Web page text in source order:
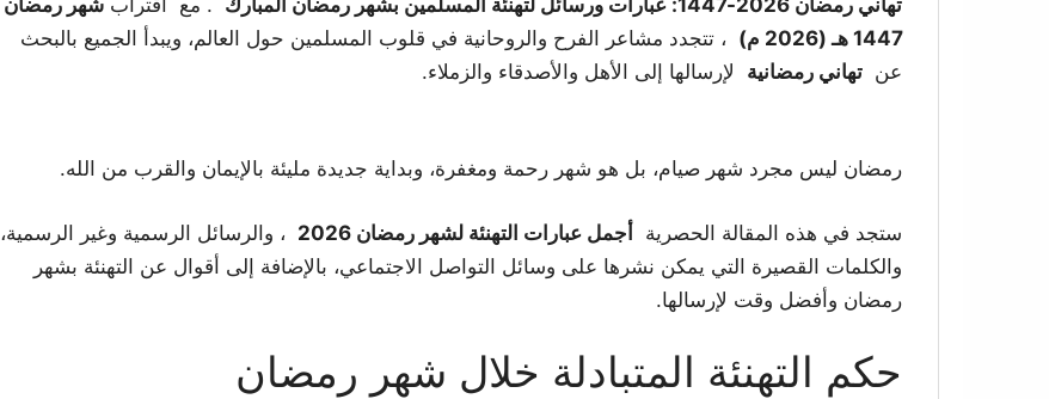
1447 هـ (2026 م)
، تتجدد مشاعر الفرح والروحانية في قلوب المسلمين حول العالم، ويبدأ الجميع بالبحث
عن تهاني رمضانية لإرسالها إلى الأهل والأصدقاء والزملاء.
رمضان ليس مجرد شهر صيام، بل هو شهر رحمة ومغفرة، وبداية جديدة مليئة بالإيمان والقرب من الله.
ستجد في هذه المقالة الحصرية أجمل عبارات التهنئة لشهر رمضان 2026
، والرسائل الرسمية وغير الرسمية،
والكلمات القصيرة التي يمكن نشرها على وسائل التواصل الاجتماعي، بالإضافة إلى أقوال عن التهنئة بشهر
رمضان وأفضل وقت لإرسالها.
حكم التهنئة المتبادلة خلال شهر رمضان